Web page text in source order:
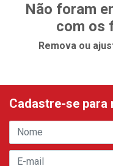
Não foram
com os
Remova ou
Cadastre-se